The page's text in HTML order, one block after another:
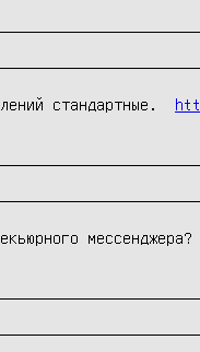
стандартные.